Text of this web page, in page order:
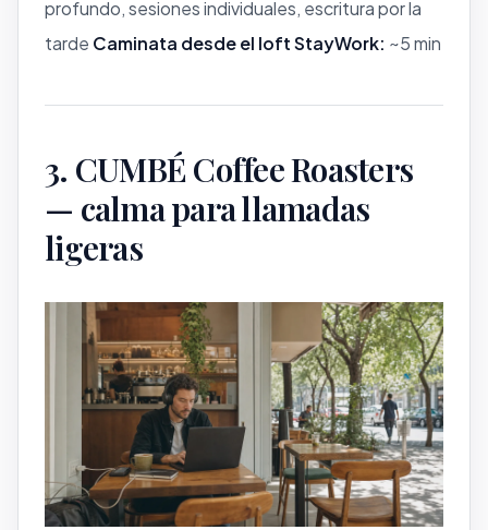
profundo, sesiones individuales, escritura por la
tarde Caminata desde el loft StayWork: ~5 min
3. CUMBÉ Coffee Roasters
— calma para llamadas
ligeras